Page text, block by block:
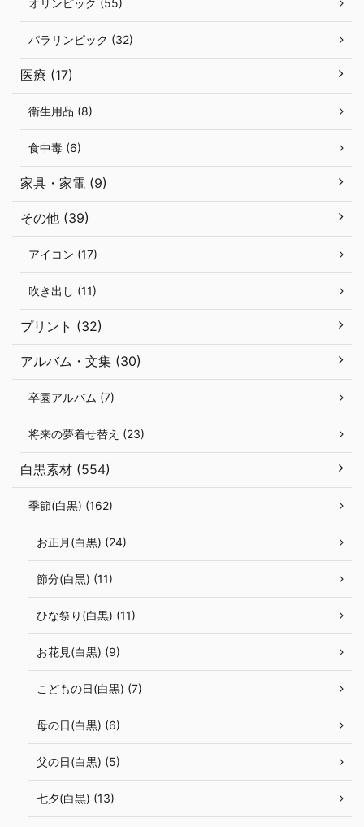
オリンピック (55)
パラリンピック (32)
医療 (17)
衛生用品 (8)
食中毒 (6)
家具・家電 (9)
その他 (39)
アイコン (17)
吹き出し (11)
プリント (32)
アルバム・文集 (30)
卒園アルバム (7)
将来の夢着せ替え (23)
白黒素材 (554)
季節(白黒) (162)
お正月(白黒) (24)
節分(白黒) (11)
ひな祭り(白黒) (11)
お花見(白黒) (9)
こどもの日(白黒) (7)
母の日(白黒) (6)
父の日(白黒) (5)
七夕(白黒) (13)